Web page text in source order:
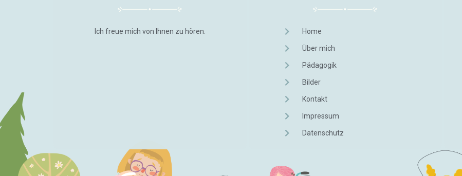
Ich freue mich von Ihnen zu hören. Home
Über mich
Pädagogik
Bilder
Kontakt
Impressum
Datenschutz